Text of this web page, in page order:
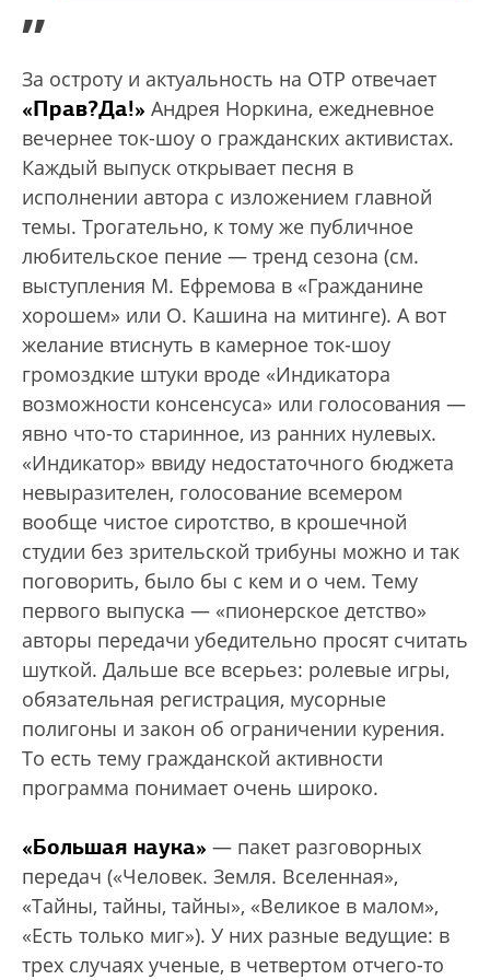
”
За остроту и актуальность на ОТР отвечает
«Прав?Да!» Андрея Норкина, ежедневное
вечернее ток-шоу о гражданских активистах.
Каждый выпуск открывает песня в
исполнении автора с изложением главной
темы. Трогательно, к тому же публичное
любительское пение — тренд сезона (см.
выступления М. Ефремова в «Гражданине
хорошем» или О. Кашина на митинге). А вот
желание втиснуть в камерное ток-шоу
громоздкие штуки вроде «Индикатора
возможности консенсуса» или голосования —
явно что-то старинное, из ранних нулевых.
«Индикатор» ввиду недостаточного бюджета
невыразителен, голосование всемером
вообще чистое сиротство, в крошечной
студии без зрительской трибуны можно и так
поговорить, было бы с кем и о чем. Тему
первого выпуска — «пионерское детство»
авторы передачи убедительно просят считать
шуткой. Дальше все всерьез: ролевые игры,
обязательная регистрация, мусорные
полигоны и закон об ограничении курения.
То есть тему гражданской активности
программа понимает очень широко.
«Большая наука» — пакет разговорных
передач («Человек. Земля. Вселенная»,
«Тайны, тайны, тайны», «Великое в малом»,
«Есть только миг»). У них разные ведущие: в
трех случаях ученые, в четвертом отчего-то